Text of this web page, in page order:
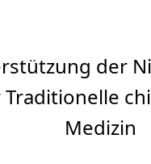
der
Traditionelle
Medizin